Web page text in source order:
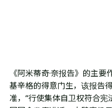
《阿米蒂奇·奈报告》的主要
基辛格的得意门生，该报告
准，“行使集体自卫权符合宪